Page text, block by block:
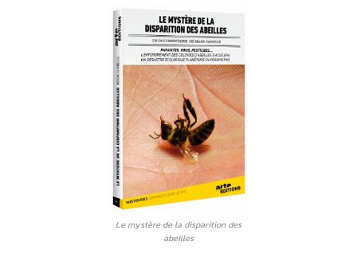
Le mystère de la disparition des
abeilles